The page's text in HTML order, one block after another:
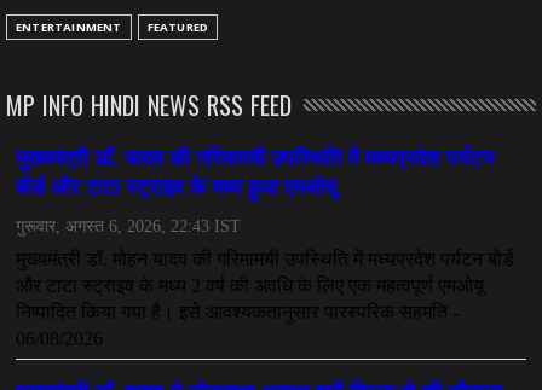
ENTERTAINMENT FEATURED
MP INFO HINDI NEWS RSS FEED